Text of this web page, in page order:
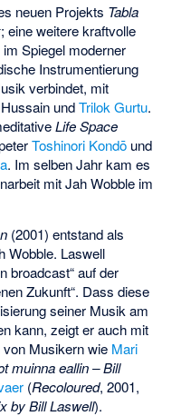
neuen Projekts Tabla
; eine weitere kraftvolle
Spiegel moderner
Instrumentierung
verbindet, mit
undTrilok Gurtu.
Life Space
Toshinori Kondō und
. Im selben Jahr kam es
mit Jah Wobble im
(2001) entstand als
Wobble. Laswell
broadcast“ auf der
Zukunft“. Dass diese
seiner Musik am
kann, zeigt er auch mit
Musikern wie Mari
muinna eallin – Bill
(Recoloured, 2001,
by Bill Laswell).